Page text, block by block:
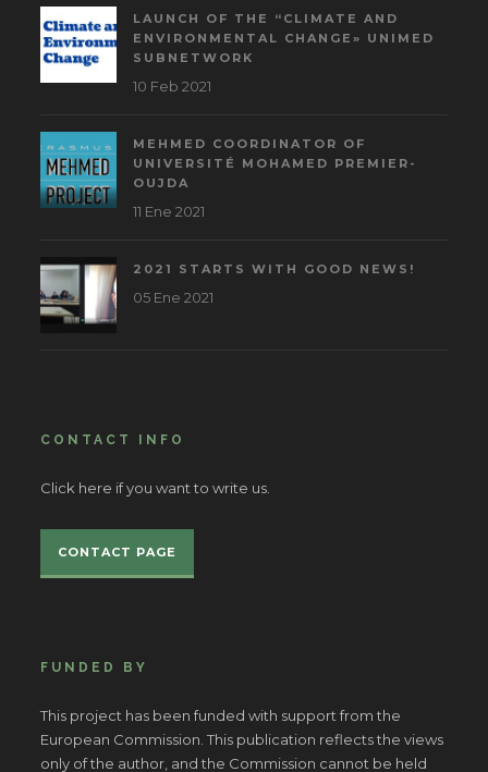
LAUNCH OF THE “CLIMATE AND
ENVIRONMENTAL CHANGE» UNIMED
SUBNETWORK
10 Feb 2021
MEHMED COORDINATOR OF
UNIVERSITÉ MOHAMED PREMIER-
OUJDA
11 Ene 2021
2021 STARTS WITH GOOD NEWS!
05 Ene 2021
CONTACT INFO
Click here if you want to write us.
CONTACT PAGE
FUNDED BY
This project has been funded with support from the
European Commission. This publication reflects the views
only of the author, and the Commission cannot be held